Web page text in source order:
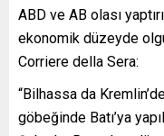
ABD ve AB olası
ekonomik düzeyde
Corriere della Sera:
“Bilhassa da
göbeğinde Batı’ya